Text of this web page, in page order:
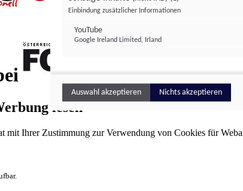
FONDS professionell
lesen
mit Ihrer Zustimmung zur Verwendung von Cookies für
Einbindung zusätzlicher Informationen
YouTube
Google Ireland Limited, Irland
Auswahl akzeptieren Nichts akzeptieren